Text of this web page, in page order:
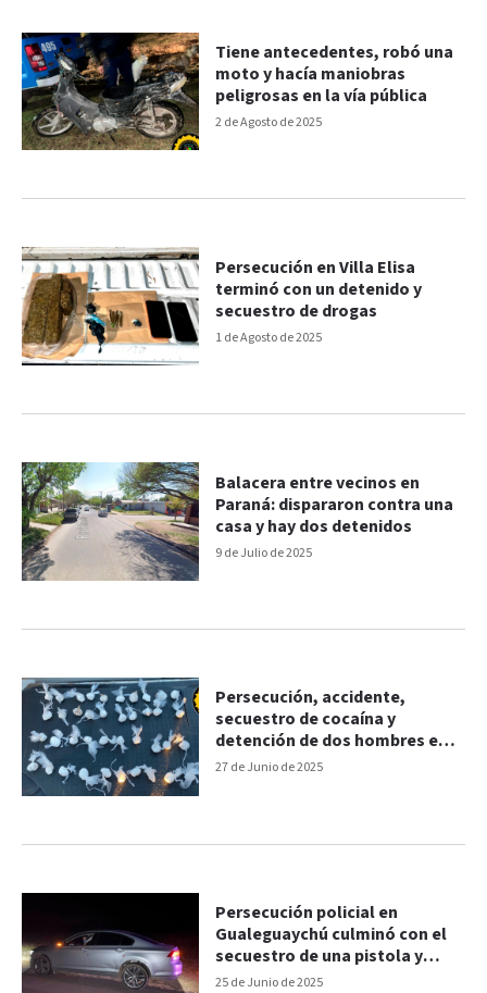
2 de Agosto de 2025
Tiene antecedentes, robó una
moto y hacía maniobras
peligrosas en la vía pública
1 de Agosto de 2025
Persecución en Villa Elisa
terminó con un detenido y
secuestro de drogas
9 de Julio de 2025
Balacera entre vecinos en
Paraná: dispararon contra una
casa y hay dos detenidos
27 de Junio de 2025
Persecución, accidente,
secuestro de cocaína y
detención de dos hombres en
Concordia
25 de Junio de 2025
Persecución policial en
Gualeguaychú culminó con el
secuestro de una pistola y
dinero sin justificar